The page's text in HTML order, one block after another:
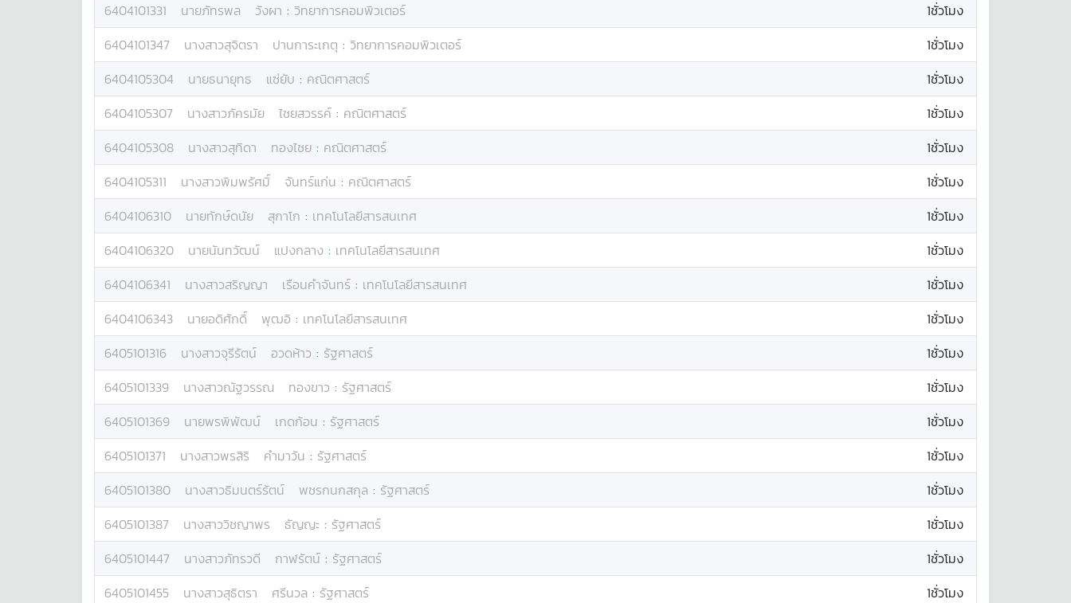
6404101331
นายภัทรพล วังผา : วิทยาการคอมพิวเตอร์
1ชั่วโมง
6404101347
นางสาวสุจิตรา ปานการะเกตุ : วิทยาการคอมพิวเตอร์
1ชั่วโมง
6404105304
นายธนายุทธ แซ่ยับ : คณิตศาสตร์
1ชั่วโมง
6404105307
นางสาวภัครมัย ไชยสวรรค์ : คณิตศาสตร์
1ชั่วโมง
6404105308
นางสาวสุทิดา ทองไชย : คณิตศาสตร์
1ชั่วโมง
6404105311
นางสาวพิมพรัศมิ์ จันทร์แก่น : คณิตศาสตร์
1ชั่วโมง
6404106310
นายทักษ์ดนัย สุกาโก : เทคโนโลยีสารสนเทศ
1ชั่วโมง
6404106320
นายนันทวัฒน์ แปงกลาง : เทคโนโลยีสารสนเทศ
1ชั่วโมง
6404106341
นางสาวสริญญา เรือนคำจันทร์ : เทคโนโลยีสารสนเทศ
1ชั่วโมง
6404106343
นายอดิศักดิ์ พุฒอิ : เทคโนโลยีสารสนเทศ
1ชั่วโมง
6405101316
นางสาวจุรีรัตน์ อวดห้าว : รัฐศาสตร์
1ชั่วโมง
6405101339
นางสาวณัฐวรรณ ทองขาว : รัฐศาสตร์
1ชั่วโมง
6405101369
นายพรพิพัฒน์ เกดก้อน : รัฐศาสตร์
1ชั่วโมง
6405101371
นางสาวพรสิริ คำมาวัน : รัฐศาสตร์
1ชั่วโมง
6405101380
นางสาวธิมนตร์รัตน์ พชรกนกสกุล : รัฐศาสตร์
1ชั่วโมง
6405101387
นางสาววิชญาพร ธัญญะ : รัฐศาสตร์
1ชั่วโมง
6405101447
นางสาวภัทรวดี กาฬรัตน์ : รัฐศาสตร์
1ชั่วโมง
6405101455
นางสาวสุธิตรา ศรีนวล : รัฐศาสตร์
1ชั่วโมง